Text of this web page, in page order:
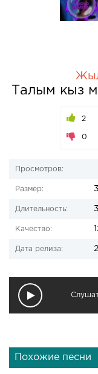
Талым кыз
2
0
Просмотров:
Размер:
Длительность:
Качество:
Дата релиза:
Похожие песни